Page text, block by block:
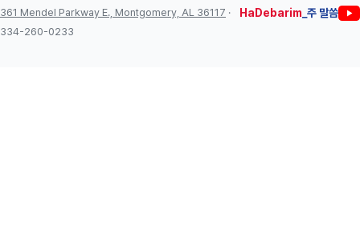
361 Mendel Parkway E., Montgomery, AL 36117 ·
334-260-0233
HaDebarim _주 말씀